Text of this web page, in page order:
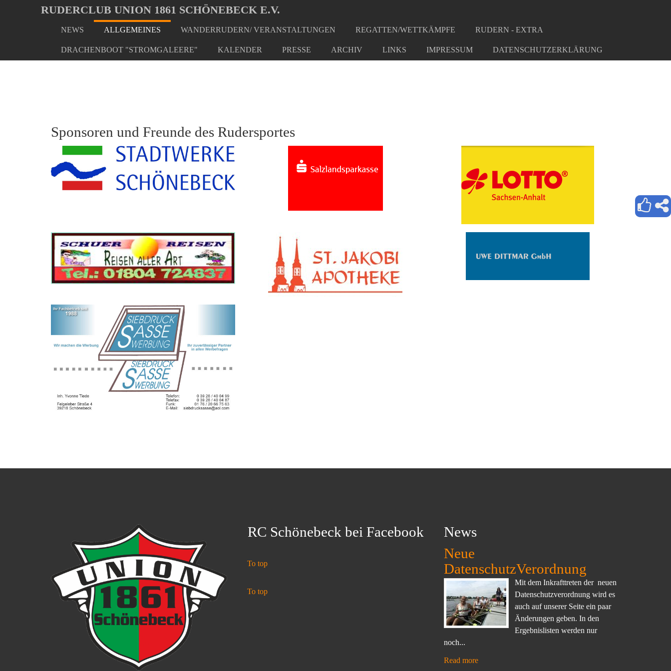
Oops, an error occurred! Code: 20260808052309e61f44e8
main
RUDERCLUB UNION 1861 SCHÖNEBECK E.V.
NEWS ALLGEMEINES WANDERRUDERN/ VERANSTALTUNGEN REGATTEN/WETTKÄMPFE RUDERN - EXTRA
DRACHENBOOT "STROMGALEERE" KALENDER PRESSE ARCHIV LINKS IMPRESSUM DATENSCHUTZERKLÄRUNG
here:
Sponsoren und Freunde des Rudersportes
RC Schönebeck bei Facebook
To top
To top
News
Neue
DatenschutzVerordnung
Mit dem Inkrafttreten der neuen
Datenschutzverordnung wird es
auch auf unserer Seite ein paar
Änderungen geben. In den
Ergebnislisten werden nur
noch...
Read more